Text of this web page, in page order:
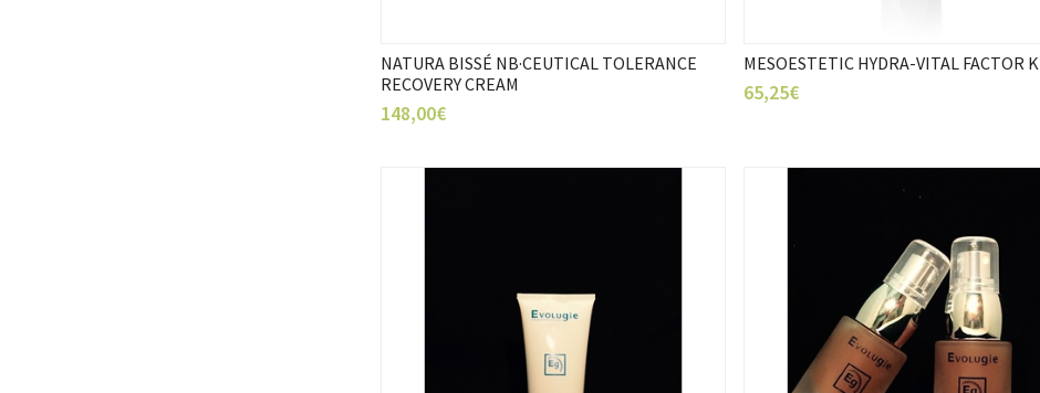
NATURA BISSÉ NB·CEUTICAL TOLERANCE
RECOVERY CREAM
148,00€
MESOESTETIC HYDRA-VITAL FACTOR K
65,25€